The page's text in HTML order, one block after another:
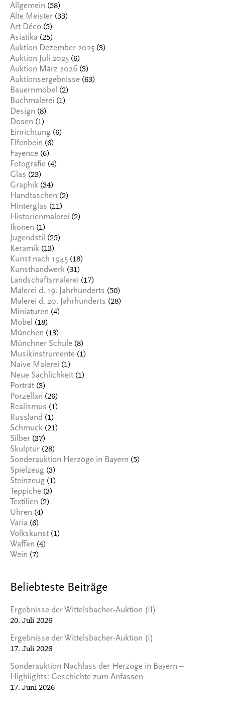
Allgemein (58)
Alte Meister (33)
Art Déco (5)
Asiatika (25)
Auktion Dezember 2025 (3)
Auktion Juli 2025 (6)
Auktion März 2026 (3)
Auktionsergebnisse (63)
Bauernmöbel (2)
Buchmalerei (1)
Design (8)
Dosen (1)
Einrichtung (6)
Elfenbein (6)
Fayence (6)
Fotografie (4)
Glas (23)
Graphik (34)
Handtaschen (2)
Hinterglas (11)
Historienmalerei (2)
Ikonen (1)
Jugendstil (25)
Keramik (13)
Kunst nach 1945 (18)
Kunsthandwerk (31)
Landschaftsmalerei (17)
Malerei d. 19. Jahrhunderts (50)
Malerei d. 20. Jahrhunderts (28)
Miniaturen (4)
Möbel (18)
München (13)
Münchner Schule (8)
Musikinstrumente (1)
Naive Malerei (1)
Neue Sachlichkeit (1)
Porträt (3)
Porzellan (26)
Realismus (1)
Russland (1)
Schmuck (21)
Silber (37)
Skulptur (28)
Sonderauktion Herzöge in Bayern (5)
Spielzeug (3)
Steinzeug (1)
Teppiche (3)
Textilien (2)
Uhren (4)
Varia (6)
Volkskunst (1)
Waffen (4)
Wein (7)
Beliebteste Beiträge
Ergebnisse der Wittelsbacher-Auktion (II)
20. Juli 2026
Ergebnisse der Wittelsbacher-Auktion (I)
17. Juli 2026
Sonderauktion Nachlass der Herzöge in Bayern –
Highlights: Geschichte zum Anfassen
17. Juni 2026